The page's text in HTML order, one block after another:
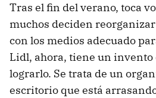
Tras el fin del verano, toca
muchos deciden
con los medios adecuado
Lidl, ahora, tiene un invento
lograrlo. Se trata de un
escritorio que está